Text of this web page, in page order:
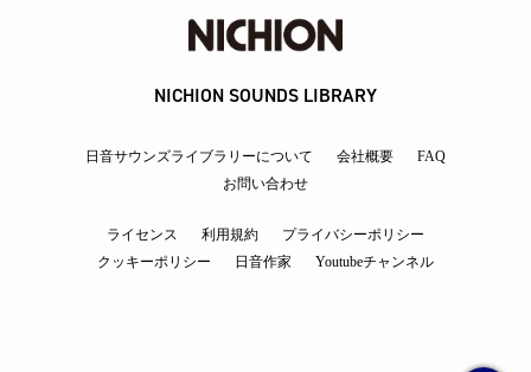
NICHION SOUNDS LIBRARY
日音サウンズライブラリーについて 会社概要
FAQ
お問い合わせ
ライセンス 利用規約
プライバシーポリシー
クッキーポリシー
日音作家 Youtubeチャンネル